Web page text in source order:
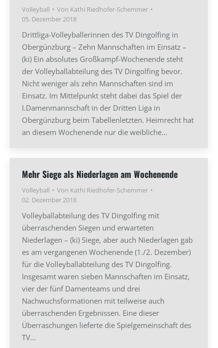
Volleyball Von Kathi Riedhofer-Schemmer
05. Dezember 2018
Drittliga-Volleyballerinnen des TV Dingolfing in
Obergünzburg – Zehn Mannschaften im Einsatz –
(ki) Ein absolutes Großkampf-Wochenende steht
der Volleyballabteilung des TV Dingolfing bevor.
Nicht weniger als zehn Mannschaften sind im
Einsatz. Im Mittelpunkt steht dabei das Spiel der
I.Damenmannschaft in der Dritten Liga in
Obergünzburg beim Tabellenletzten. Heimrecht hat
an diesem Wochenende nur die weibliche…
Mehr Siege als Niederlagen am Wochenende
Volleyball Von Kathi Riedhofer-Schemmer
02. Dezember 2018
Volleyballabteilung des TV Dingolfing mit
überraschenden Siegen und erwarteten
Niederlagen – (ki) Siege, aber auch Niederlagen gab
es am vergangenen Wochenende (1./2. Dezember)
für die Volleyballabteilung des TV Dingolfing.
Insgesamt waren sieben Mannschaften im Einsatz,
vier der fünf Damenteams und drei
Nachwuchsformationen mit teilweise auch
überraschenden Ergebnissen. Eine dieser
Überraschungen lieferte die Spielgemeinschaft des
TV…